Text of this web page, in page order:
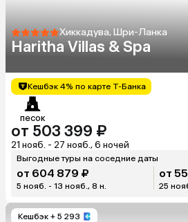
Хиккадува, Шри-Ланка
Haritha Villas & Spa
Кешбэк 4% по карте Т-Банка
песок
от 503 399 ₽
21 нояб. - 27 нояб., 6 ночей
Выгодные туры на соседние даты
от 604 879 ₽
5 нояб. - 13 нояб., 8 н.
от
25
Кешбэк + 5 293